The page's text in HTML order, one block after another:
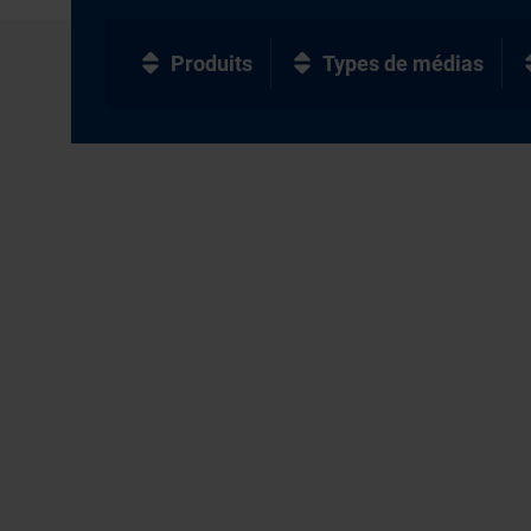
Produits Types de médias